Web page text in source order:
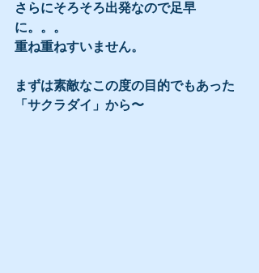
さらにそろそろ出発なので足早
に。。。
重ね重ねすいません。
まずは素敵なこの度の目的でもあった
「サクラダイ」から〜